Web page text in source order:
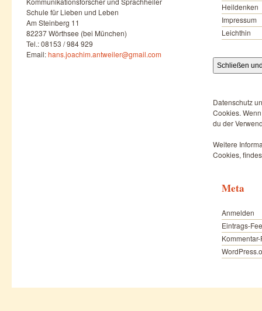
Schule für Lieben und Leben
Am Steinberg 11
82237 Wörthsee (bei München)
Tel.: 08153 / 984 929
Email:hans.joachim.antweiler@gmail.com
Heildenken
Impressum
Leichthin
Datenschutz
Cookies.
du der
Weitere
Cookies,
Meta
Anmelden
Eintrags-